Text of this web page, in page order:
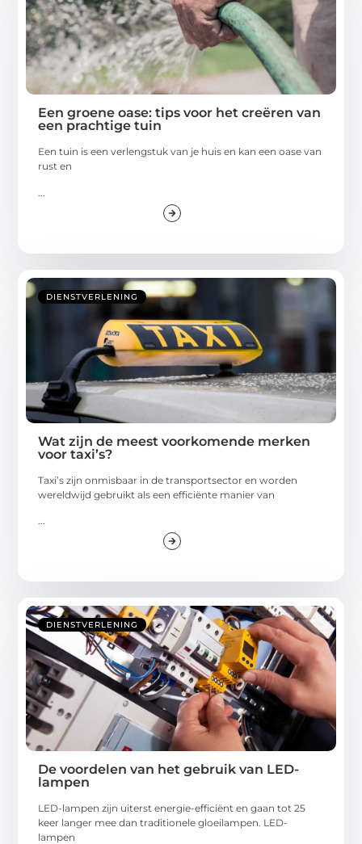
Een groene oase: tips voor het creëren van
een prachtige tuin
Een tuin is een verlengstuk van je huis en kan een oase van
rust en
DIENSTVERLENING
Wat zijn de meest voorkomende merken
voor taxi’s?
Taxi’s zijn onmisbaar in de transportsector en worden
wereldwijd gebruikt als een efficiënte manier van
DIENSTVERLENING
De voordelen van het gebruik van LED-
lampen
LED-lampen zijn uiterst energie-efficiënt en gaan tot 25
keer langer mee dan traditionele gloeilampen. LED-
lampen